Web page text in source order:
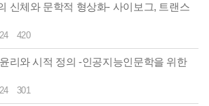
신체와 문학적 형상화- 사이보그, 트랜스
420
리와 시적 정의 -인공지능인문학을 위한
301